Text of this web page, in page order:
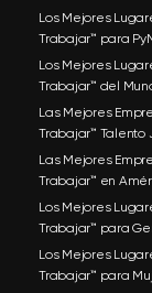
Los Mejores
Trabajar™ para
Los Mejores
Trabajar™ del
Las Mejores
Trabajar™ Talento
Las Mejores
Trabajar™ en
Los Mejores
Trabajar™ para
Los Mejores
Trabajar™ para